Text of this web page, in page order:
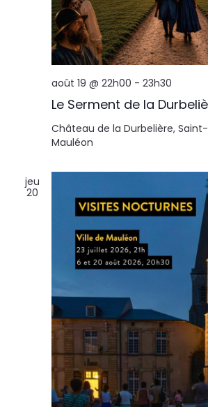
Le Serment de la
août 19 @ 22h00 - 23h30
Château de la Durbelière,
Mauléon
jeu
20